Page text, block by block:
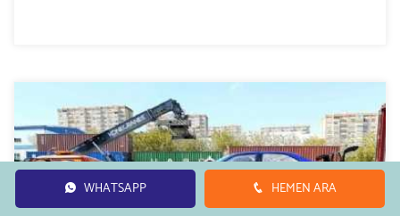
WHATSAPP HEMEN ARA